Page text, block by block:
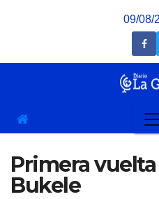
09/08/
Primera
Bukele